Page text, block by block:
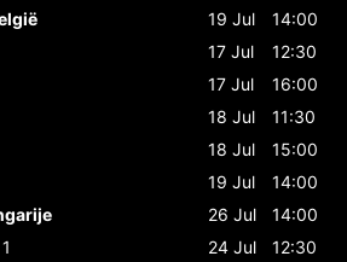
19 Jul
14:00
17 Jul
12:30
17 Jul
16:00
18 Jul
11:30
18 Jul
15:00
19 Jul
14:00
26 Jul
14:00
24 Jul
12:30